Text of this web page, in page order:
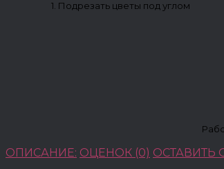
1. Подрезать цветы под углом
ОПИСАНИЕ: ОЦЕНОК (0) ОСТАВИТЬ